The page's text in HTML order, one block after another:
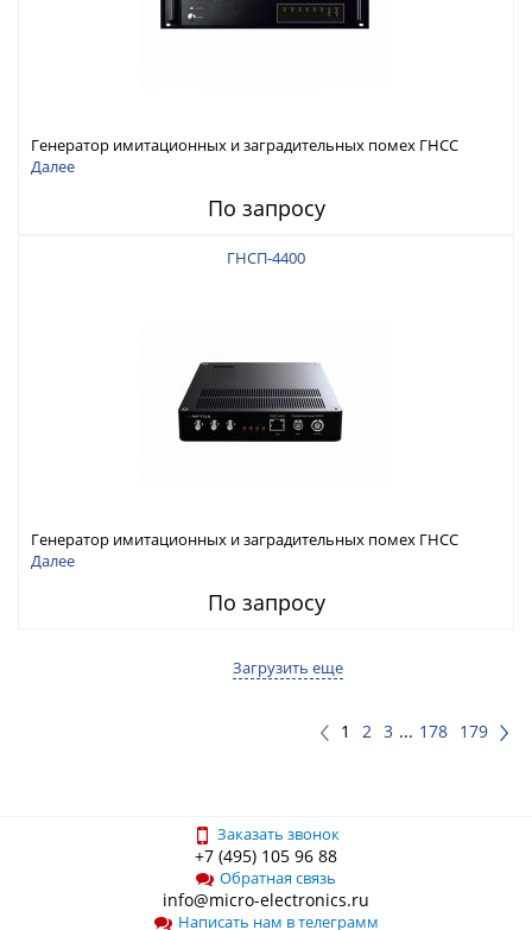
Генератор имитационных и заградительных помех ГНСС
RFТех ГНСП-4800
Далее
По запросу
ГНСП-4400
Генератор имитационных и заградительных помех ГНСС
RFТех ГНСП-4400
Далее
По запросу
Загрузить еще
1 2 3 ... 178 179
Заказать звонок
+7 (495) 105 96 88
Обратная связь
info@micro-electronics.ru
Написать нам в телеграмм